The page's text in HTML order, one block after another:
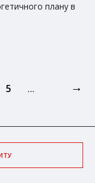
плану в
5 ... →